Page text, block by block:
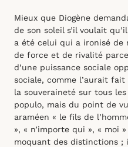
Mieux que Diogène
de son soleil s’il voulait
a été celui qui a ironisé de
de force et de rivalité
d’une puissance sociale
sociale, comme l’aurait
la souveraineté sur tous
populo, mais du point de
araméen « le fils de
», « n’importe qui », « moi
moquant des distinctions ;